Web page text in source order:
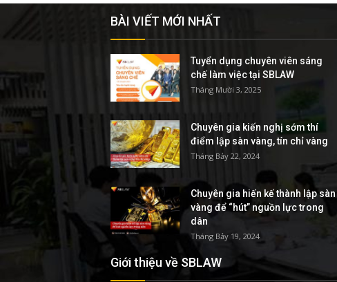
BÀI VIẾT MỚI NHẤT
Tuyển dụng chuyên viên sáng
chế làm việc tại SBLAW
Tháng Mười 3, 2025
Chuyên gia kiến nghị sớm thí
điểm lập sàn vàng, tín chỉ vàng
Tháng Bảy 22, 2024
Chuyên gia hiến kế thành lập sàn
vàng để “hút” nguồn lực trong
dân
Tháng Bảy 19, 2024
Giới thiệu về SBLAW